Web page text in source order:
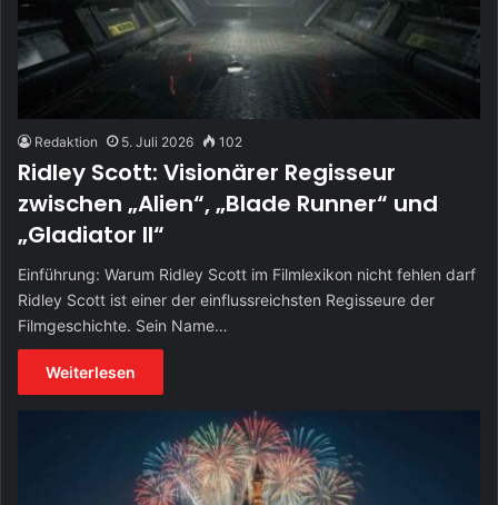
Redaktion 5. Juli 2026 102
Ridley Scott: Visionärer Regisseur
zwischen „Alien“, „Blade Runner“ und
„Gladiator II“
Einführung: Warum Ridley Scott im Filmlexikon nicht fehlen darf
Ridley Scott ist einer der einflussreichsten Regisseure der
Filmgeschichte. Sein Name…
Weiterlesen